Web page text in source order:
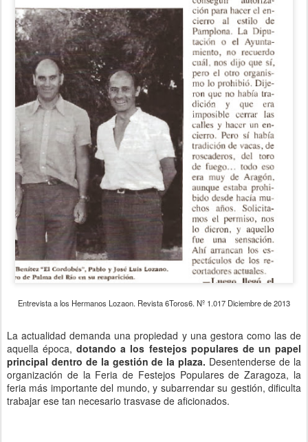
Entrevista a los Hermanos Lozaon. Revista 6Toros6. Nº 1.017 Diciembre de 2013
La actualidad demanda una propiedad y una gestora como las de
aquella época,dotando a los festejos populares de un papel
principal dentro de la gestión de la plaza. Desentenderse de la
organización de la Feria de Festejos Populares de Zaragoza, la
feria más importante del mundo, y subarrendar su gestión, dificulta
trabajar ese tan necesario trasvase de aficionados.